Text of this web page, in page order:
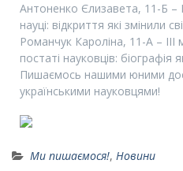
Антоненко Єлизавета, 11-Б –
науці: відкриття які змінили
Романчук Кароліна, 11-А – ІІІ
постаті науковців: біографія
Пишаємось нашими юними
українськими науковцями!
Ми пишаємося!, Новини